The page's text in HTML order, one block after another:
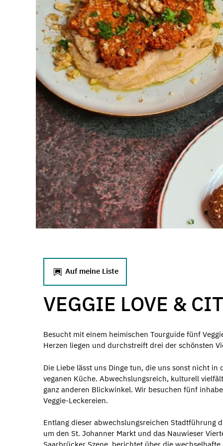
Auf meine Liste
VEGGIE LOVE &
Besucht mit einem heimischen Tourguide fünf
Herzen liegen und durchstreift drei der schönsten
Die Liebe lässt uns Dinge tun, die uns sonst nicht
veganen Küche. Abwechslungsreich, kulturell
ganz anderen Blickwinkel. Wir besuchen fünf
Veggie-Leckereien.
Entlang dieser abwechslungsreichen Stadtführung
um den St. Johanner Markt und das Nauwieser